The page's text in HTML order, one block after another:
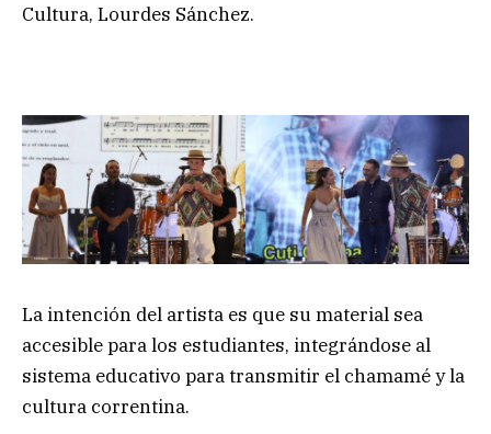
Cultura, Lourdes Sánchez.
La intención del artista es que su material sea
accesible para los estudiantes, integrándose al
sistema educativo para transmitir el chamamé y la
cultura correntina.